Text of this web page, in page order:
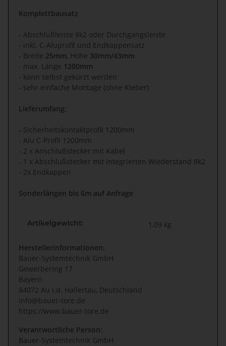
Komplettbausatz
- Abschlußleiste 8k2 oder Durchgangsleiste
- inkl. C-Aluprofil und Endkappensatz
- Breite 25mm, Höhe 30mm/43mm
- max. Länge 1200mm
- kann selbst gekürzt werden
- sehr einfache Montage (ohne Kleber)
Lieferumfang:
- Sicherheitskontaktprofil 1200mm
- Alu C-Profil 1200mm
- 2 x Anschlußstecker mit Kabel
- 1 x Abschlußstecker mit integrierten Wiederstand 8k2
- 2x Endkappen
Sonderlängen bis 6m auf Anfrage
Artikelgewicht: 1,09 kg
Herstellerinformationen:
Bauer-Systemtechnik GmbH
Gewerbering 17
Bayern
84072 Au i.d. Hallertau, Deutschland
info@bauer-tore.de
https://www.bauer-tore.de
Verantwortliche Person:
Bauer-Systemtechnik GmbH